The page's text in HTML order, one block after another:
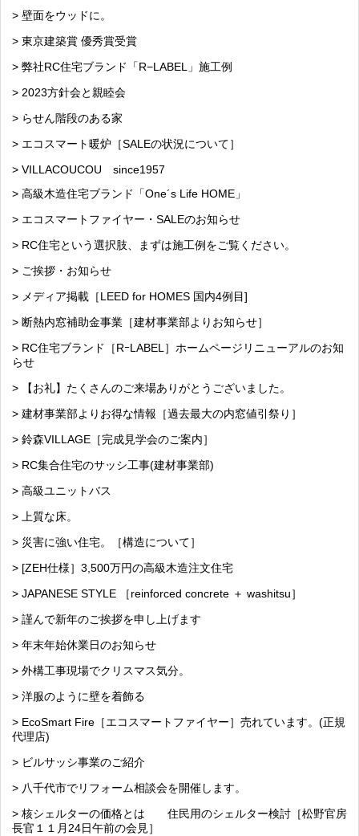
> 壁面をウッドに。
> 東京建築賞 優秀賞受賞
> 弊社RC住宅ブランド「R−LABEL」施工例
> 2023方針会と親睦会
> らせん階段のある家
> エコスマート暖炉［SALEの状況について］
> VILLACOUCOU since1957
> 高級木造住宅ブランド「One´s Life HOME」
> エコスマートファイヤー・SALEのお知らせ
> RC住宅という選択肢、まずは施工例をご覧ください。
> ご挨拶・お知らせ
> メディア掲載［LEED for HOMES 国内4例目]
> 断熱内窓補助金事業［建材事業部よりお知らせ］
> RC住宅ブランド［RｰLABEL］ホームページリニューアルのお知
らせ
> 【お礼】たくさんのご来場ありがとうございました。
> 建材事業部よりお得な情報［過去最大の内窓値引祭り］
> 鈴森VILLAGE［完成見学会のご案内］
> RC集合住宅のサッシ工事(建材事業部)
> 高級ユニットバス
> 上質な床。
> 災害に強い住宅。［構造について］
> [ZEH仕様］3,500万円の高級木造注文住宅
> JAPANESE STYLE ［reinforced concrete ＋ washitsu］
> 謹んで新年のご挨拶を申し上げます
> 年末年始休業日のお知らせ
> 外構工事現場でクリスマス気分。
> 洋服のように壁を着飾る
> EcoSmart Fire［エコスマートファイヤー］売れています。(正規
代理店)
> ビルサッシ事業のご紹介
> 八千代市でリフォーム相談会を開催します。
> 核シェルターの価格とは 住民用のシェルター検討［松野官房
長官１１月24日午前の会見］